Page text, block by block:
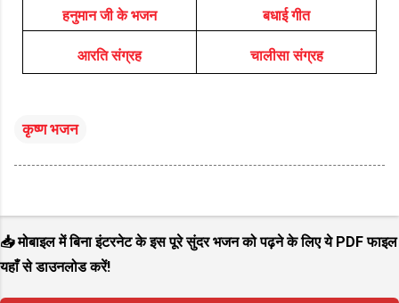
हनुमान जी के भजन बधाई गीत
आरति संग्रह चालीसा संग्रह
कृष्ण भजन
📥 मोबाइल में बिना इंटरनेट के इस पूरे सुंदर भजन को पढ़ने के लिए ये PDF फाइल
यहाँ से डाउनलोड करें!